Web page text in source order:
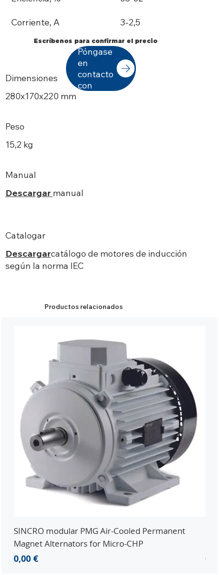
Corriente, A 3-2,5
Dimensiones
280х170x220 mm
Peso
15,2 kg
Manual
Descargar manual
Catalogar
Descargarcatálogo de motores de inducción
según la norma IEC
Escríbenos para confirmar el precio
Póngase
en
contacto
con
Productos relacionados
SINCRO modular PMG Air-Cooled Permanent
Magnet Alternators for Micro-CHP
Precio
0,00 €